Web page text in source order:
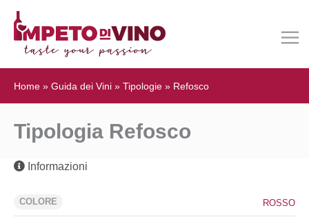
Home » Guida dei Vini » Tipologie » Refosco
Tipologia Refosco
Informazioni
COLORE ROSSO